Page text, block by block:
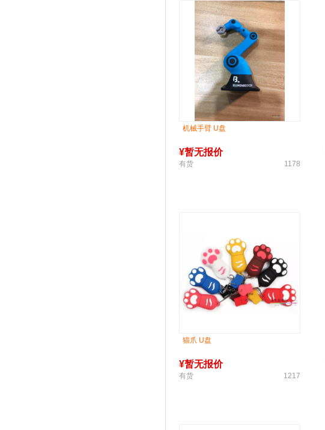
机械手臂 U盘
¥暂无报价
有货 1178
猫爪 U盘
¥暂无报价
有货 1217